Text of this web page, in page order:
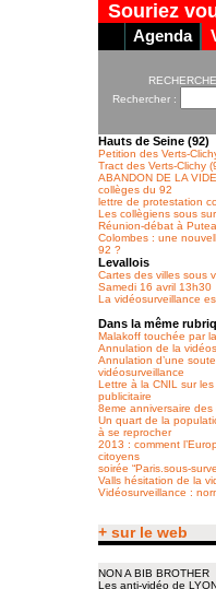
Souriez
Agenda
Rechercher :
Hauts de Seine (92)
Petition des Verts-
Tract des Verts-Clichy
ABANDON DE LA
collèges du 92
lettre de protestation
Les collègiens sous
Réunion-débat à
Colombes : une
92 ?
Levallois
Cartes des villes sous
Samedi 16 avril 13h30
La vidéosurveillance
Dans la même
Malakoff touchée par
Annulation de la
Annulation d’une
vidéosurveillance
Lettre à la CNIL sur
publicitaire
8eme anniversaire
Un quart de la
à se reprocher
2013 : comment
citoyens
soirée “Paris.sous-
Valls hésitation de la
Vidéosurveillance :
+ sur le web
NON A BIB BROTHER
Les anti-vidéo de